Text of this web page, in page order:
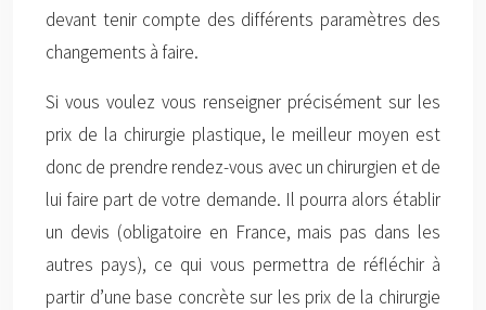
devant tenir compte des différents paramètres des
changements à faire.
Si vous voulez vous renseigner précisément sur les
prix de la chirurgie plastique, le meilleur moyen est
donc de prendre rendez-vous avec un chirurgien et de
lui faire part de votre demande. Il pourra alors établir
un devis (obligatoire en France, mais pas dans les
autres pays), ce qui vous permettra de réfléchir à
partir d’une base concrète sur les prix de la chirurgie